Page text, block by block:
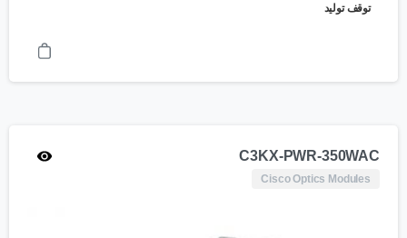
توقف تولید
C3KX-PWR-350WAC
Cisco Optics Modules